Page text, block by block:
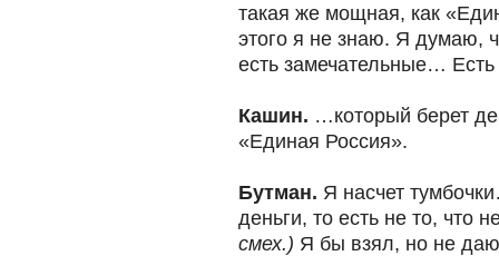
такая же мощная, как
этого я не знаю. Я думаю,
есть замечательные…
Кашин. …который берет
«Единая Россия».
Бутман. Я насчет
деньги, то есть не то, что
смех.) Я бы взял, но не